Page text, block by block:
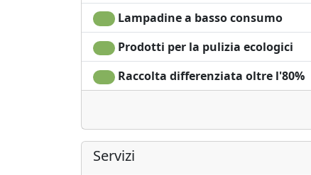
Lampadine a basso consumo
Prodotti per la pulizia ecologici
Raccolta differenziata oltre l'80%
Servizi